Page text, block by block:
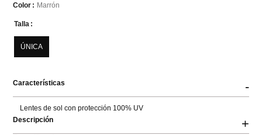
Color Marrón
Talla
ÚNICA
Características -
Lentes de sol con protección 100% UV
Descripción
+